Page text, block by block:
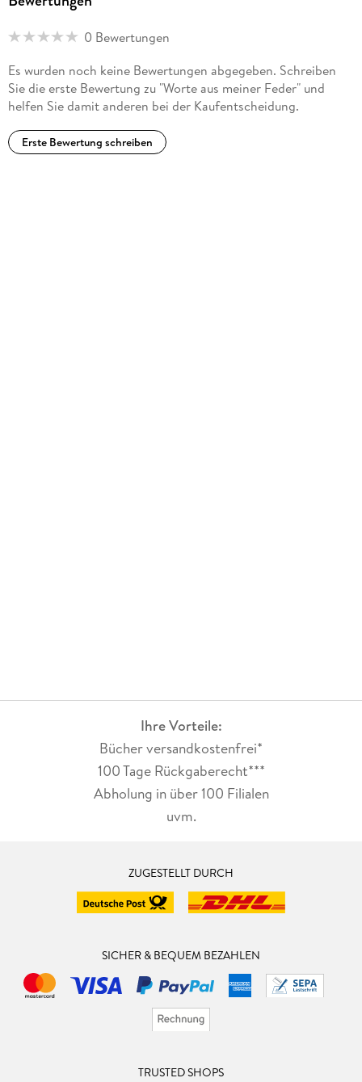
0 Bewertungen
Es wurden noch keine Bewertungen abgegeben. Schreiben
Sie die erste Bewertung zu "Worte aus meiner Feder" und
helfen Sie damit anderen bei der Kaufentscheidung.
Erste Bewertung schreiben
Ihre Vorteile:
Bücher versandkostenfrei*
100 Tage Rückgaberecht***
Abholung in über 100 Filialen
uvm.
ZUGESTELLT DURCH
SICHER & BEQUEM BEZAHLEN
TRUSTED SHOPS